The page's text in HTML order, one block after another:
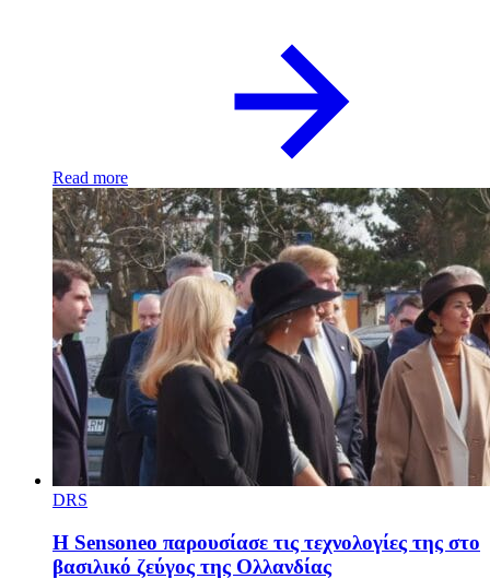
Read more
DRS
Η Sensoneo παρουσίασε τις τεχνολογίες της στο
βασιλικό ζεύγος της Ολλανδίας